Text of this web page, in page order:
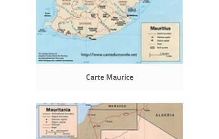
Carte Maurice